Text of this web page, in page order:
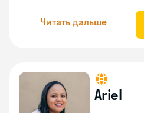
Читать дальше
Ariel